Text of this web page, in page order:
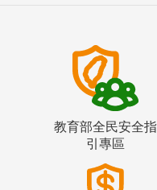
教育部全民安全指
引專區